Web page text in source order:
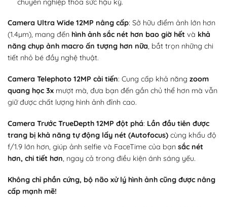
chuyên nghiệp thỏa sức hậu kỳ.
Camera Ultra Wide 12MP nâng cấp: Sở hữu điểm ảnh lớn hơn
(1.4µm), mang đến hình ảnh sắc nét hơn bao giờ hết và khả
năng chụp ảnh macro ấn tượng hơn nữa, bắt trọn những chi
tiết nhỏ bé đầy nghệ thuật.
Camera Telephoto 12MP cải tiến: Cung cấp khả năng zoom
quang học 3x mượt mà, đưa bạn đến gần chủ thể hơn mà vẫn
giữ được chất lượng hình ảnh đỉnh cao.
Camera Trước TrueDepth 12MP đột phá: Lần đầu tiên được
trang bị khả năng tự động lấy nét (Autofocus) cùng khẩu độ
f/1.9 lớn hơn, giúp ảnh selfie và FaceTime của bạn sắc nét
hơn, chi tiết hơn, ngay cả trong điều kiện ánh sáng yếu.
Không chỉ phần cứng, bộ não xử lý hình ảnh cũng được nâng
cấp mạnh mẽ!